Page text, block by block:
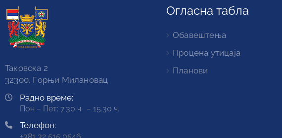
Таковска 2
32300, Горњи Милановац
Радно време:
Пон – Пет: 7.30 ч. – 15.30 ч.
Телефон:
Огласна табла
Обавештења
Процена утицаја
Планови